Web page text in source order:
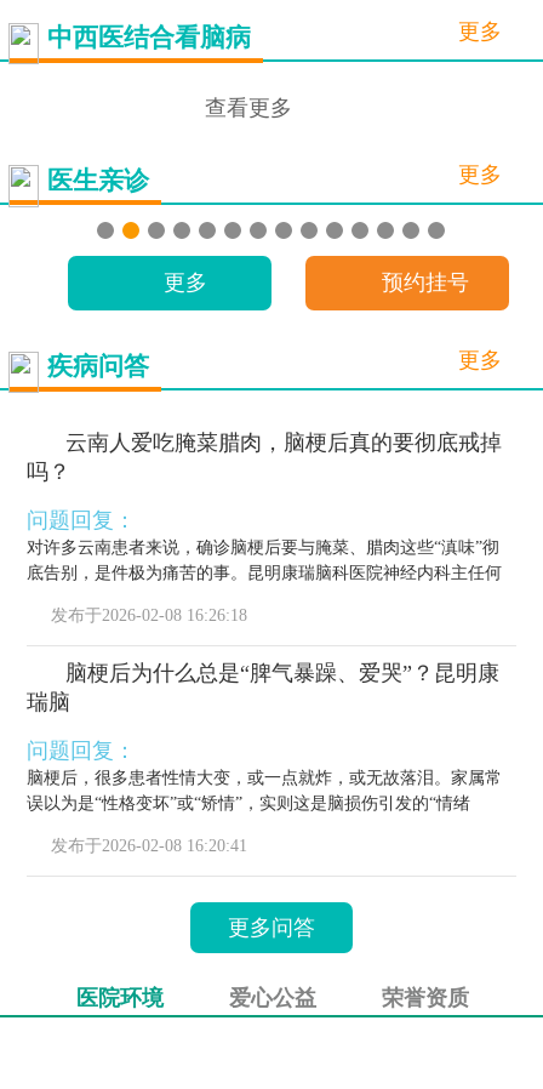
中西医结合看脑病 更多
查看更多
医生亲诊 更多
更多 预约挂号
疾病问答 更多
云南人爱吃腌菜腊肉，脑梗后真的要彻底戒掉
吗？
问题回复：
对许多云南患者来说，确诊脑梗后要与腌菜、腊肉这些“滇味”彻
底告别，是件极为痛苦的事。昆明康瑞脑科医院神经内科主任何
发布于2026-02-08 16:26:18
脑梗后为什么总是“脾气暴躁、爱哭”？昆明康
瑞脑
问题回复：
脑梗后，很多患者性情大变，或一点就炸，或无故落泪。家属常
误以为是“性格变坏”或“矫情”，实则这是脑损伤引发的“情绪
发布于2026-02-08 16:20:41
更多问答
医院环境 爱心公益 荣誉资质